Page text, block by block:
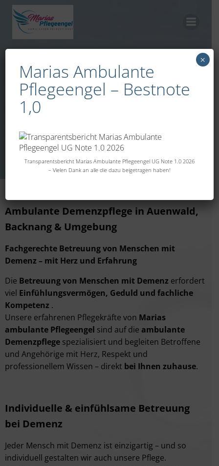
Demenzbetreuu
ng
Ambulante Demenzpflege in Auenwald,
Backnang & Umgebung
Fachgerechte Betreuung von Menschen mit
Demenz – mit Herz und Erfahrung
Die Betreuung von Menschen mit Demenz erfordert
viel Einfühlungsvermögen, Geduld und fachliche
Kompetenz .
Unsere erfahrenen Pflegekräfte von Marias
ambulante Pflegeengel sind auf die ambulante
Demenzpflege spezialisiert und begleiten Betroffene
und Angehörige mit Herz, Respekt und
professionellem Wissen – direkt bei Ihnen zuhause.
Individuelle & einfühlsame Betreuung
bei Demenz
Jeder Mensch mit Demenz ist einzigartig – und so
individuell gestalten wir auch unsere Pflege.
Marias Ambulante
Pflegeengel – Bestnote
1,0
Transparentsbericht Marias Ambulante Pflegeengel UG Note 1.0 2026
– Vielen Dank an alle die dazu beigetragen haben!
×